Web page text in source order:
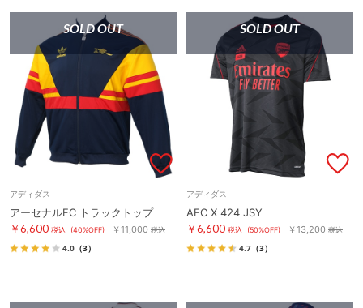
SOLD OUT
アディダス
アーセナルFC トラックトップ
￥6,600 税込 (40%OFF) ￥11,000 税込
4.0 （3）
SOLD OUT
アディダス
AFC X 424 JSY
￥6,600 税込 (50%OFF) ￥13,200 税込
4.7 （3）